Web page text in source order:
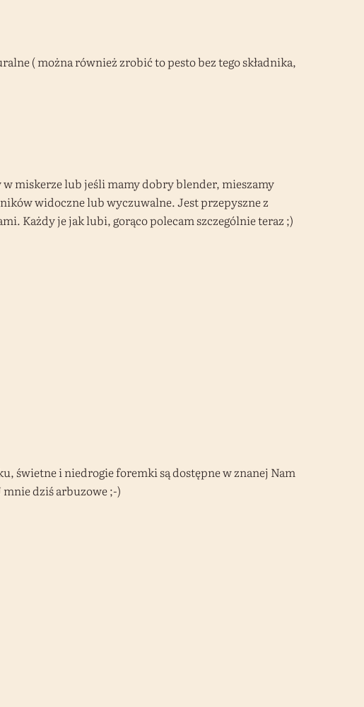
( można również zrobić to pesto bez tego składnika,
miskerze lub jeśli mamy dobry blender, mieszamy
widoczne lub wyczuwalne. Jest przepyszne z
Każdy je jak lubi, gorąco polecam szczególnie teraz ;)
świetne i niedrogie foremki są dostępne w znanej Nam
dziś arbuzowe ;-)